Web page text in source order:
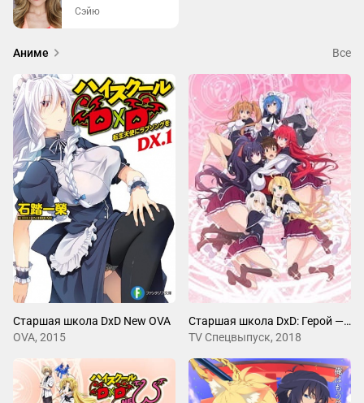
Гаспар — персонаж, чья линия держится на сочетании
уязвимости и опасной силы: чем больше он преодолевает
страх и изоляцию, тем значимее становится его вклад в
команду Риас.
Сэйю
Аниме Все
Старшая школа DxD New OVA
OVA, 2015
Старшая школа DxD: Герой — Эпизод 0
TV Спецвыпуск, 2018